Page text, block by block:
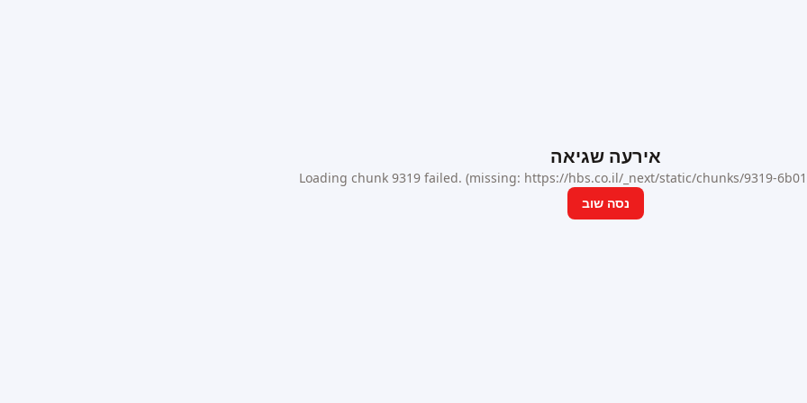
אירעה שגיאה
Loading chunk 9319 failed. (missing: https://hbs.co.il/_next/static/chunks/9319-
נסה שוב